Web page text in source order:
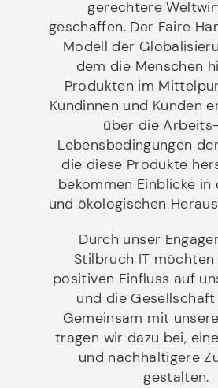
gerechtere
geschaffen. Der Faire
Modell der
dem die Menschen
Produkten im
Kundinnen und Kunden
über die
Lebensbedingungen
die diese Produkte
bekommen Einblicke in
und ökologischen
Durch unser
Stilbruch IT möchten
positiven Einfluss auf
und die Gesellschaft
Gemeinsam mit
tragen wir dazu bei,
und nachhaltigere
gestalten.